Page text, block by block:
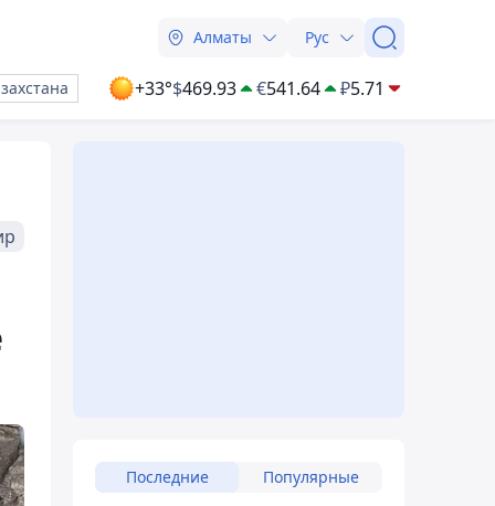
Алматы Рус
+33°$469.93 €541.64 ₽5.71
Последние Популярные